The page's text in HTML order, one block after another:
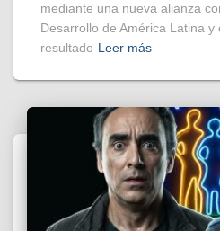
mediante una nueva alianza
Desarrollo de América Latina y
resultado Leer más